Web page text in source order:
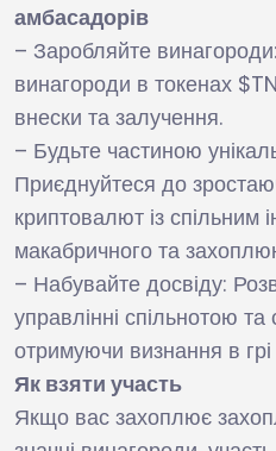
амбасадорів
– Заробляйте
винагороди в токенах
внески та залучення.
– Будьте частиною
Приєднуйтеся до
криптовалют із спільним
макабричного та
– Набувайте досвіду:
управлінні спільнотою та
отримуючи визнання в
Як взяти участь
Якщо вас захоплює